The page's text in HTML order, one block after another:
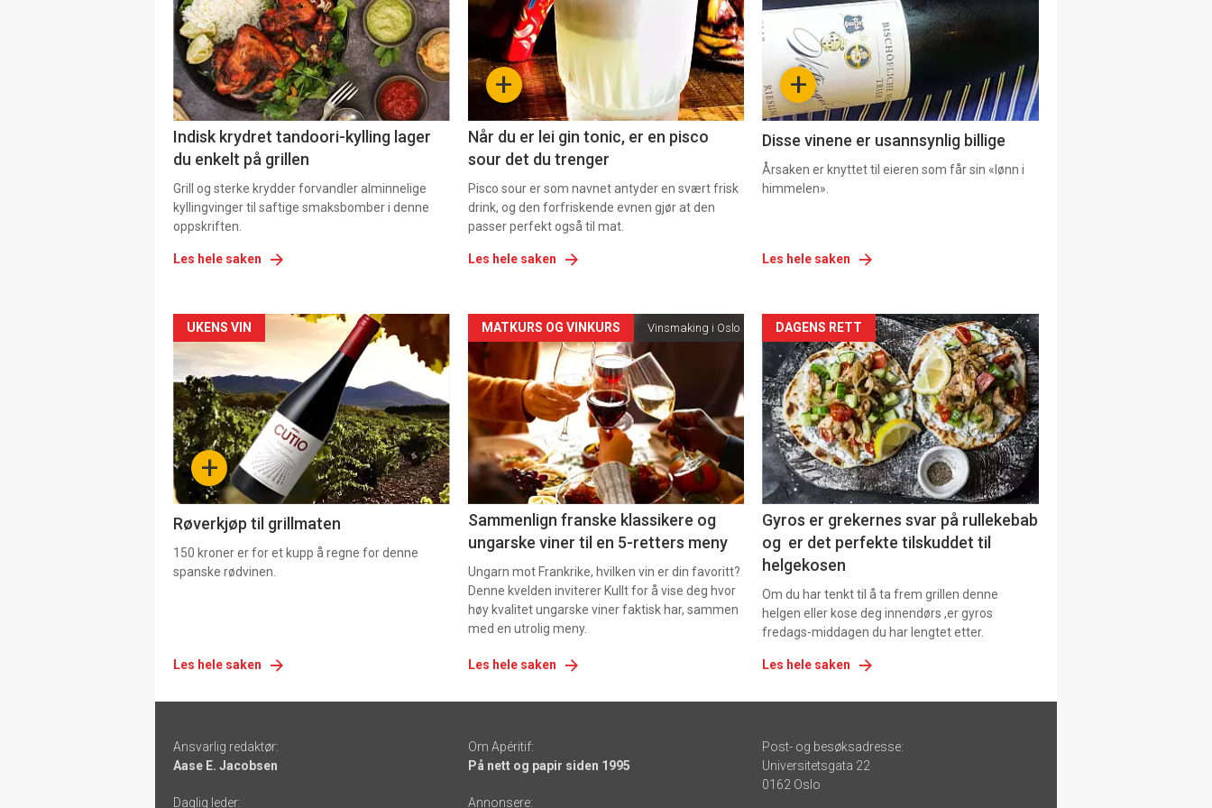
Indisk krydret tandoori-kylling lager
du enkelt på grillen
Grill og sterke krydder forvandler alminnelige
kyllingvinger til saftige smaksbomber i denne
oppskriften.
Les hele saken
nå
-
+
Når du er lei gin tonic, er en pisco
sour det du trenger
Pisco sour er som navnet antyder en svært frisk
drink, og den forfriskende evnen gjør at den
passer perfekt også til mat.
Les hele saken
nå
3 +
Disse vinene er usannsynlig billige
Årsaken er knyttet til eieren som får sin «lønn i
himmelen».
Les hele saken
Forsiden
akkurat
nå
-
4 +
UKENS VIN
Røverkjøp til grillmaten
150 kroner er for et kupp å regne for denne
spanske rødvinen.
Les hele saken
Forsiden
akkurat
nå
-
5
MATKURS OG VINKURS Vinsmaking i Oslo
Sammenlign franske klassikere og
ungarske viner til en 5-retters meny
Ungarn mot Frankrike, hvilken vin er din favoritt?
Denne kvelden inviterer Kullt for å vise deg hvor
høy kvalitet ungarske viner faktisk har, sammen
med en utrolig meny.
Les hele saken
Forsiden
akkurat
nå
-
6
DAGENS RETT
Gyros er grekernes svar på rullekebab
og er det perfekte tilskuddet til
helgekosen
Om du har tenkt til å ta frem grillen denne
helgen eller kose deg innendørs ,er gyros
fredags-middagen du har lengtet etter.
Les hele saken
-
links
Ansvarlig redaktør:
Aase E. Jacobsen
Daglig leder:
Om Apéritif:
På nett og papir siden 1995
Annonsere:
Post- og besøksadresse:
Universitetsgata 22
0162 Oslo